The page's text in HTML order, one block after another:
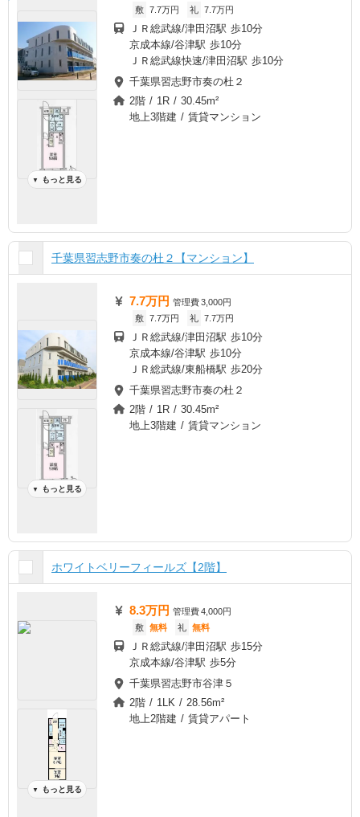
▼ もっと見る
敷 7.7万円 礼 7.7万円
ＪＲ総武線/津田沼駅 歩10分
京成本線/谷津駅 歩10分
ＪＲ総武線快速/津田沼駅 歩10分
千葉県習志野市奏の杜２
2階 / 1R / 30.45m²
地上3階建 / 賃貸マンション
千葉県習志野市奏の杜２【マンション】
▼ もっと見る
7.7万円 管理費3,000円
敷 7.7万円 礼 7.7万円
ＪＲ総武線/津田沼駅 歩10分
京成本線/谷津駅 歩10分
ＪＲ総武線/東船橋駅 歩20分
千葉県習志野市奏の杜２
2階 / 1R / 30.45m²
地上3階建 / 賃貸マンション
ホワイトベリーフィールズ【2階】
▼ もっと見る
8.3万円 管理費4,000円
敷 無料 礼 無料
ＪＲ総武線/津田沼駅 歩15分
京成本線/谷津駅 歩5分
千葉県習志野市谷津５
2階 / 1LK / 28.56m²
地上2階建 / 賃貸アパート